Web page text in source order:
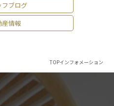
フブログ
産情報
TOPインフォメーション